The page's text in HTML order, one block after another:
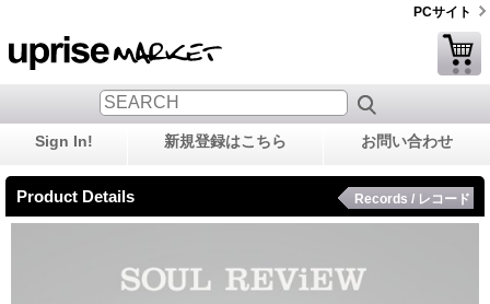
PCサイト
Sign In! 新規登録はこちら お問い合わせ
Product Details Records / レコード